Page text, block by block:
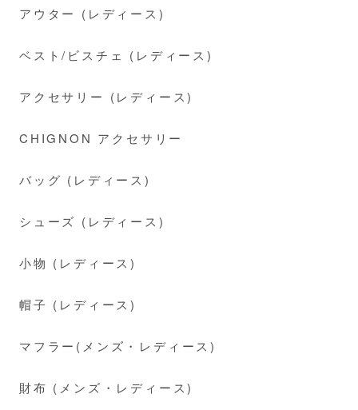
アウター (レディース)
ベスト/ビスチェ (レディース)
アクセサリー (レディース)
CHIGNON アクセサリー
バッグ (レディース)
シューズ (レディース)
小物 (レディース)
帽子 (レディース)
マフラー(メンズ・レディース)
財布 (メンズ・レディース)